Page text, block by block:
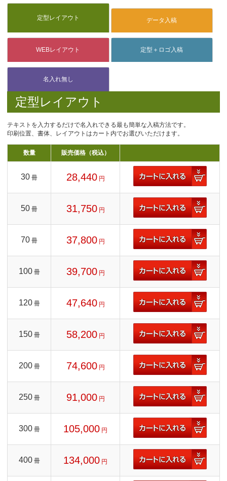
定型レイアウト
テキストを入力するだけで名入れできる最も簡単な入稿方法です。
印刷位置、書体、レイアウトはカート内でお選びいただけます。
数量 販売価格（税込）
30 冊 28,440 円
50 冊 31,750 円
70 冊 37,800 円
100 冊 39,700 円
120 冊 47,640 円
150 冊 58,200 円
200 冊 74,600 円
250 冊 91,000 円
300 冊 105,000 円
400 冊 134,000 円